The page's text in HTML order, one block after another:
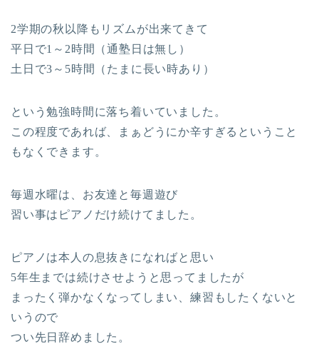
2学期の秋以降もリズムが出来てきて
平日で1～2時間（通塾日は無し）
土日で3～5時間（たまに長い時あり）
という勉強時間に落ち着いていました。
この程度であれば、まぁどうにか辛すぎるということ
もなくできます。
毎週水曜は、お友達と毎週遊び
習い事はピアノだけ続けてました。
ピアノは本人の息抜きになればと思い
5年生までは続けさせようと思ってましたが
まったく弾かなくなってしまい、練習もしたくないと
いうので
つい先日辞めました。